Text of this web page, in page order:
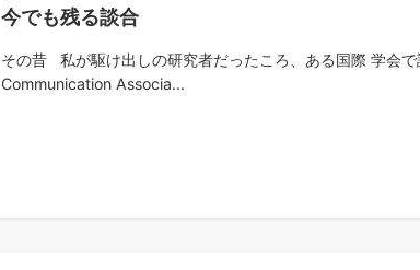
今でも残る談合
その昔 私が駆け出しの研究者だったころ、ある国際 学会
Communication Associa...